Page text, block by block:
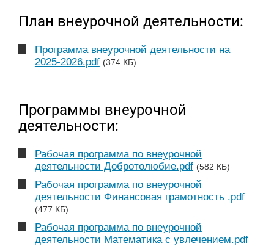
План внеурочной деятельности:
Программа внеурочной деятельности на
2025-2026.pdf (374 КБ)
Программы внеурочной
деятельности:
Рабочая программа по внеурочной
деятельности Добротолюбие.pdf (582 КБ)
Рабочая программа по внеурочной
деятельности Финансовая грамотность .pdf
(477 КБ)
Рабочая программа по внеурочной
деятельности Математика с увлечением.pdf